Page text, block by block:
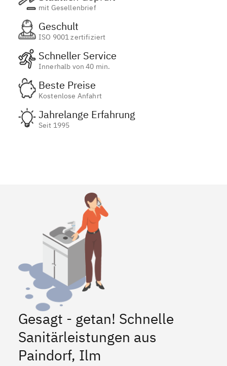
mit Gesellenbrief
Geschult
ISO 9001 zertifiziert
Schneller Service
Innerhalb von 40 min.
Beste Preise
Kostenlose Anfahrt
Jahrelange Erfahrung
Seit 1995
Gesagt - getan! Schnelle
Sanitärleistungen aus
Paindorf, Ilm